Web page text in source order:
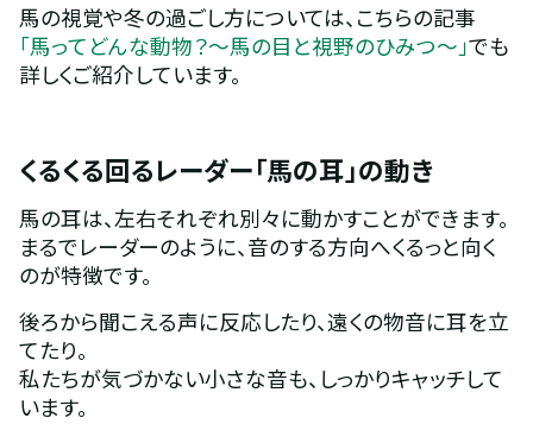
馬の視覚や冬の過ごし方については、こちらの記事
「馬ってどんな動物？～馬の目と視野のひみつ～」でも
詳しくご紹介しています。
くるくる回るレーダー「馬の耳」の動き
馬の耳は、左右それぞれ別々に動かすことができます。
まるでレーダーのように、音のする方向へくるっと向く
のが特徴です。
後ろから聞こえる声に反応したり、遠くの物音に耳を立
てたり。
私たちが気づかない小さな音も、しっかりキャッチして
います。